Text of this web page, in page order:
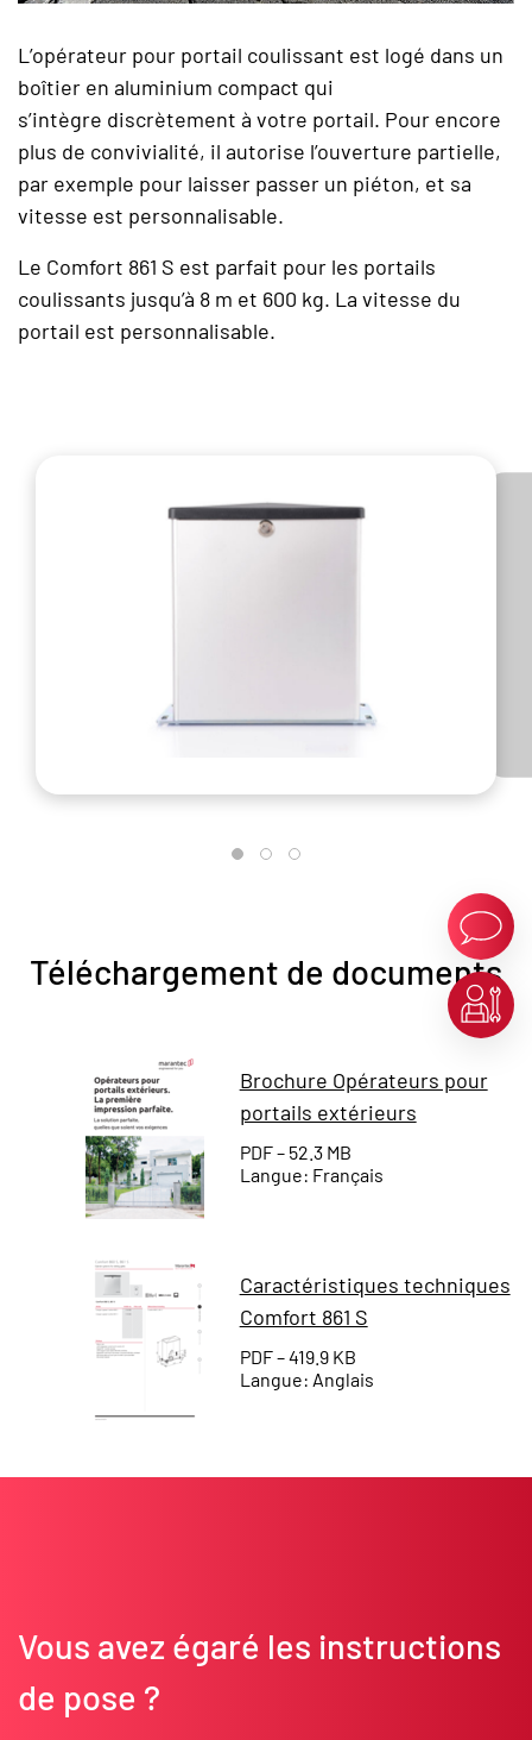
L’opérateur pour portail coulissant est logé dans un
boîtier en aluminium compact qui
s’intègre discrètement à votre portail. Pour encore
plus de convivialité, il autorise l’ouverture partielle,
par exemple pour laisser passer un piéton, et sa
vitesse est personnalisable.
Le Comfort 861 S est parfait pour les portails
coulissants jusqu’à 8 m et 600 kg. La vitesse du
portail est personnalisable.
Téléchargement de documents
Brochure Opérateurs pour
portails extérieurs
PDF – 52.3 MB
Langue: Français
Caractéristiques techniques
Comfort 861 S
PDF – 419.9 KB
Langue: Anglais
Vous avez égaré les instructions
de pose ?